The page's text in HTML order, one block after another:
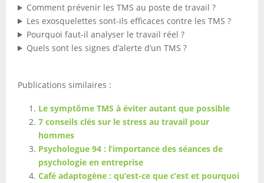
Comment prévenir les TMS au poste de travail ?
Les exosquelettes sont-ils efficaces contre les TMS ?
Pourquoi faut-il analyser le travail réel ?
Quels sont les signes d’alerte d’un TMS ?
Publications similaires :
Le symptôme TMS à éviter autant que possible
7 conseils clés sur le stress au travail pour
hommes
Psychologue 94 : l’importance des séances de
psychologie en entreprise
Café adaptogène : qu’est-ce que c’est et pourquoi